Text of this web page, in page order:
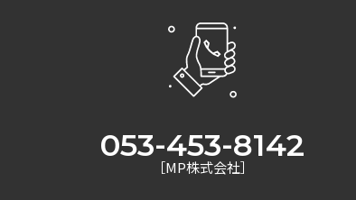
053-453-8142
［MP株式会社］